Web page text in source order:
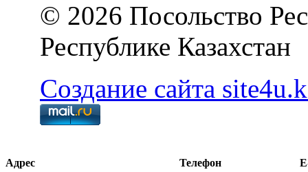
© 2026 Посольство
Республике Казахстан
Создание сайта
Адрес
Телефон